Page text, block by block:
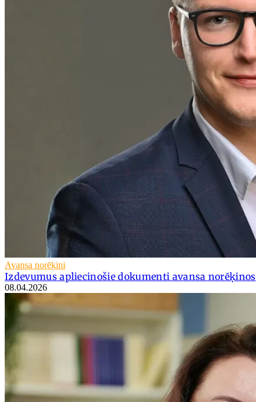
Avansa norēķini
Izdevumus apliecinošie dokumenti avansa norēķinos
08.04.2026